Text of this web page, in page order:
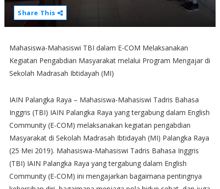
Share This
Mahasiswa-Mahasiswi TBI dalam E-COM Melaksanakan
Kegiatan Pengabdian Masyarakat melalui Program Mengajar di
Sekolah Madrasah Ibtidayah (MI)
IAIN Palangka Raya – Mahasiswa-Mahasiswi Tadris Bahasa
Inggris (TBI) IAIN Palangka Raya yang tergabung dalam English
Community (E-COM) melaksanakan kegiatan pengabdian
Masyarakat di Sekolah Madrasah Ibtidayah (MI) Palangka Raya
(25 Mei 2019). Mahasiswa-Mahasiswi Tadris Bahasa Inggris
(TBI) IAIN Palangka Raya yang tergabung dalam English
Community (E-COM) ini mengajarkan bagaimana pentingnya